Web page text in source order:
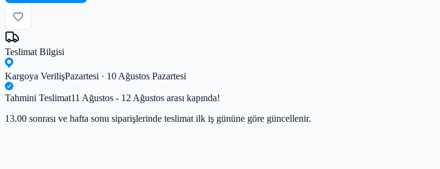
Teslimat Bilgisi
Kargoya VerilişPazartesi · 10 Ağustos Pazartesi
Tahmini Teslimat11 Ağustos - 12 Ağustos arası kapında!
13.00 sonrası ve hafta sonu siparişlerinde teslimat ilk iş gününe göre güncellenir.